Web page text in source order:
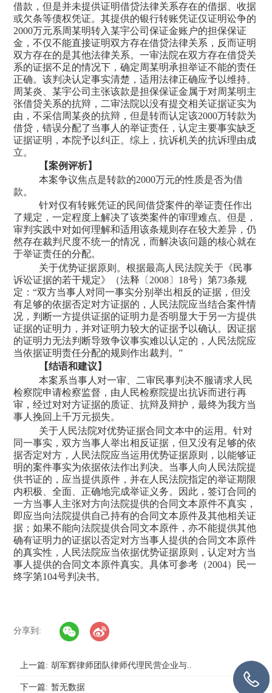
借款，但是并未提供证明借贷法律关系存在的借据、收据
或欠条等债权凭证。其提供的银行转账凭证仅证明讼争的
2000万元系周某明转入某宇公司保证金账户的担保保证
金，不仅不能直接证明双方存在借贷法律关系，反而证明
双方存在的是其他法律关系。一审法院在双方存在借贷关
系的证据不足的情况下，确定周某明承担举证不能的责任
正确。该判决认定事实清楚，适用法律正确应予以维持。
周某炎、某宇公司主张该款是担保保证金属于对周某明主
张借贷关系的抗辩，二审法院以没有提交相关证据证实为
由，不采信周某炎的抗辩，但是转而认定该2000万转款为
借贷，错误分配了当事人的举证责任，认定主要事实缺乏
证据证明，本院予以纠正。 综上，抗诉机关的抗诉理由成
立。
【案例评析】
本案争议焦点是转款的2000万元的性质是否为借
款。
针对仅有转账凭证的民间借贷案件的举证责任作出
了规定，一定程度上解决了该类案件的审理难点。但是，
审判实践中对如何理解和适用该条规则存在较大差异，仍
然存在裁判尺度不统一的情况，而解决该问题的核心就在
于举证责任的分配。
关于优势证据原则。根据最高人民法院关于《民事
诉讼证据的若干规定》（法释〔 2008〕18号）第73条规
定：“双方当事人对同一事实分别举出相反的证据，但没
有足够的依据否定对方证据的，人民法院应当结合案件情
况，判断一方提供证据的证明力是否明显大于另一方提供
证据的证明力，并对证明力较大的证据予以确认。因证据
的证明力无法判断导致争议事实难以认定的，人民法院应
当依据证明责任分配的规则作出裁判。”
【结语和建议】
本案系当事人对一审、二审民事判决不服请求人民
检察院申请检察监督，由人民检察院提出抗诉而进行再
审，经过对对方证据的质证、抗辩及辩护，最终为我方当
事人挽回上千万元损失。
关于人民法院对优势证据合同文本中的运用。针对
同一事实，双方当事人举出相反证据，但又没有足够的依
据否定对方，人民法院应当运用优势证据原则，以能够证
明的案件事实为依据依法作出判决。当事人向人民法院提
供书证的，应当提供原件，并在人民法院指定的举证期限
内积极、全面、正确地完成举证义务。因此，签订合同的
一方当事人主张对方向法院提供的合同文本原件不真实，
即应当向法院提供自己持有的合同文本原件及其他相关证
据；如果不能向法院提供合同文本原件，亦不能提供其他
确有证明力的证据以否定对方当事人提供的合同文本原件
的真实性，人民法院应当依据优势证据原则，认定对方当
事人提供的合同文本原件真实。具体可参考（2004）民一
终字第104号判决书。
分享到:
上一篇: 胡军辉律师团队律师代理民营企业与..
下一篇: 暂无数据